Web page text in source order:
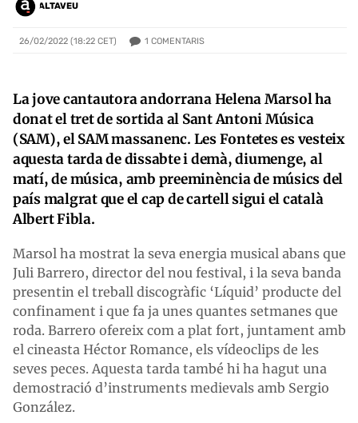
ALTAVEU
26/02/2022 (18:22 CET) 1 COMENTARIS
La jove cantautora andorrana Helena Marsol ha
donat el tret de sortida al Sant Antoni Música
(SAM), el SAM massanenc. Les Fontetes es vesteix
aquesta tarda de dissabte i demà, diumenge, al
matí, de música, amb preeminència de músics del
país malgrat que el cap de cartell sigui el català
Albert Fibla.
Marsol ha mostrat la seva energia musical abans que
Juli Barrero, director del nou festival, i la seva banda
presentin el treball discogràfic ‘Líquid’ producte del
confinament i que fa ja unes quantes setmanes que
roda. Barrero ofereix com a plat fort, juntament amb
el cineasta Héctor Romance, els vídeoclips de les
seves peces. Aquesta tarda també hi ha hagut una
demostració d’instruments medievals amb Sergio
González.